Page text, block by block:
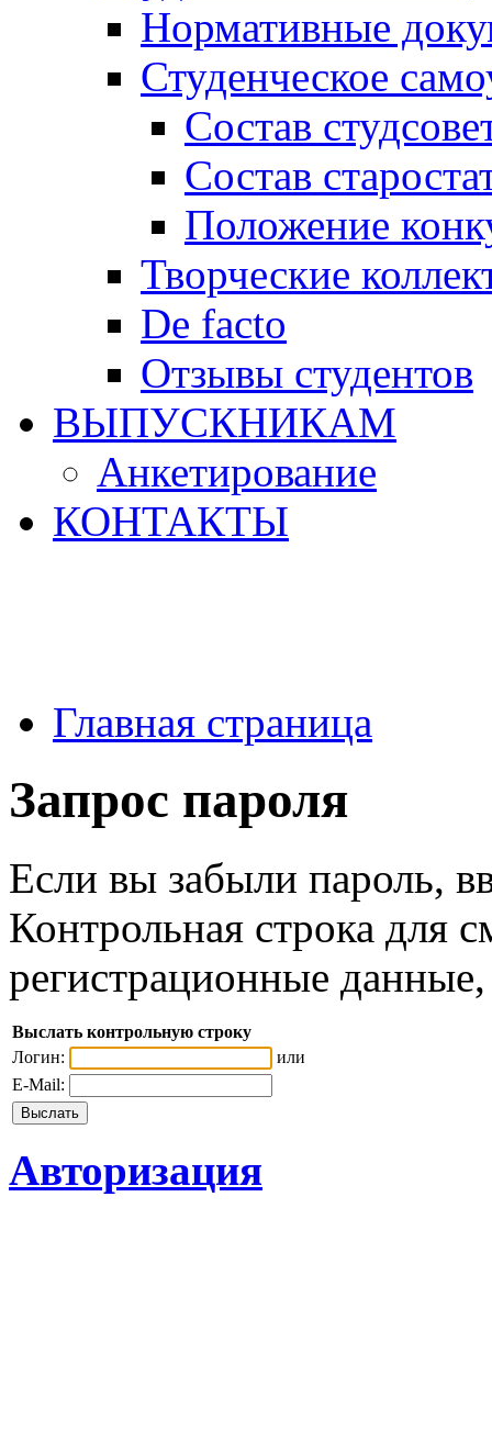
Нормативные
Студенческое
Состав
Состав
Положение
Творческие
De facto
Отзывы студентов
ВЫПУСКНИКАМ
Анкетирование
КОНТАКТЫ
Главная страница
Запрос пароля
Если вы забыли пароль,
Контрольная строка для
регистрационные
Выслать контрольную строку
Логин:
или
E-Mail:
Авторизация